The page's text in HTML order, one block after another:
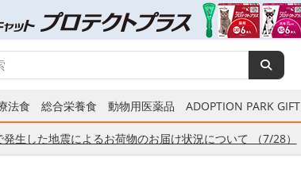
法食 総合栄養食 動物用医薬品 ADOPTION PARK GIFT
生した地震によるお荷物のお届け状況について （7/28）